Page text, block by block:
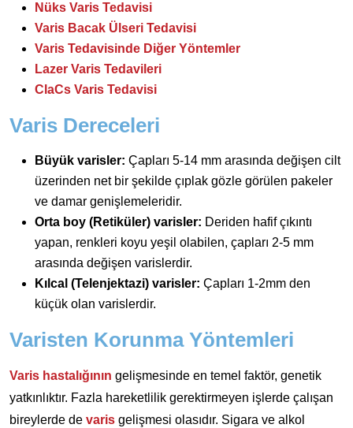
Nüks Varis Tedavisi
Varis Bacak Ülseri Tedavisi
Varis Tedavisinde Diğer Yöntemler
Lazer Varis Tedavileri
ClaCs Varis Tedavisi
Varis Dereceleri
Büyük varisler: Çapları 5-14 mm arasında değişen cilt
üzerinden net bir şekilde çıplak gözle görülen pakeler
ve damar genişlemeleridir.
Orta boy (Retiküler) varisler: Deriden hafif çıkıntı
yapan, renkleri koyu yeşil olabilen, çapları 2-5 mm
arasında değişen varislerdir.
Kılcal (Telenjektazi) varisler: Çapları 1-2mm den
küçük olan varislerdir.
Varisten Korunma Yöntemleri
Varis hastalığının gelişmesinde en temel faktör, genetik
yatkınlıktır. Fazla hareketlilik gerektirmeyen işlerde çalışan
bireylerde de varis gelişmesi olasıdır. Sigara ve alkol